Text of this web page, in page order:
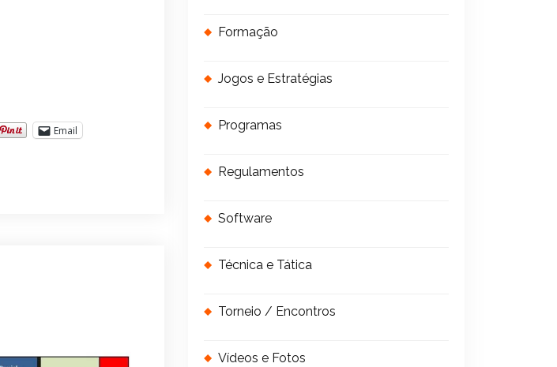
Email
Formação
Jogos e Estratégias
Programas
Regulamentos
Software
Técnica e Tática
Torneio / Encontros
Vídeos e Fotos